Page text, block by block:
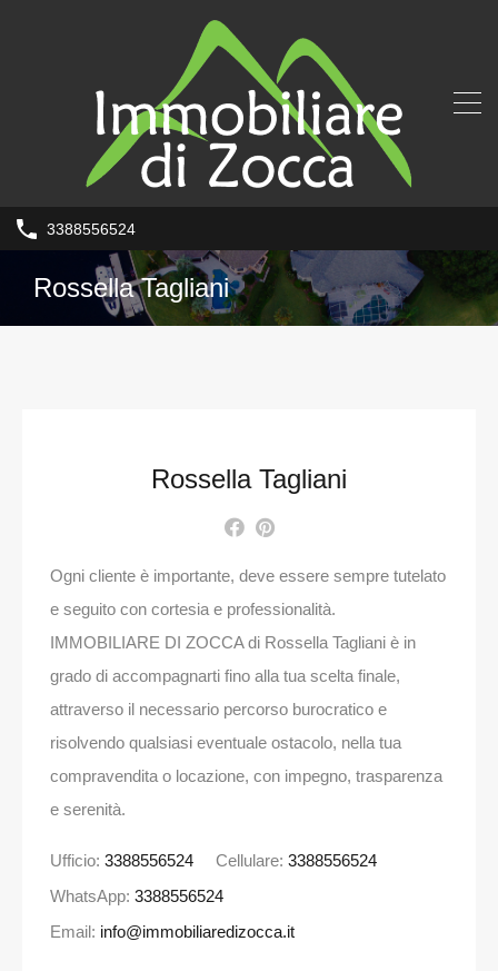
3388556524
Rossella Tagliani
Rossella Tagliani
Ogni cliente è importante, deve essere sempre tutelato
e seguito con cortesia e professionalità.
IMMOBILIARE DI ZOCCA di Rossella Tagliani è in
grado di accompagnarti fino alla tua scelta finale,
attraverso il necessario percorso burocratico e
risolvendo qualsiasi eventuale ostacolo, nella tua
compravendita o locazione, con impegno, trasparenza
e serenità.
Ufficio: 3388556524 Cellulare: 3388556524
WhatsApp: 3388556524
Email: info@immobiliaredizocca.it